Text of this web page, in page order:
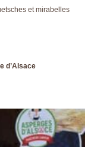
et mirabelles
d’Alsace